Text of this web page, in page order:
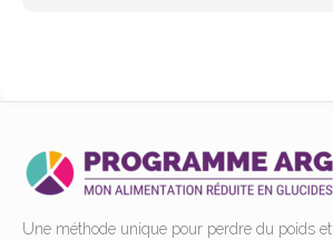
Une méthode unique pour perdre du poids et